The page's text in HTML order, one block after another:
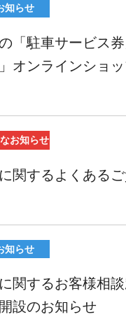
知らせ
「駐車サービス
オンラインショ
お知らせ
関するよくある
知らせ
関するお客様相
設のお知らせ